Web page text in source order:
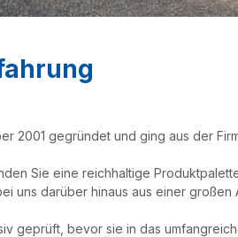
2001 gegründet und ging aus der
Sie eine reichhaltige
uns darüber hinaus aus einer
geprüft, bevor sie in das